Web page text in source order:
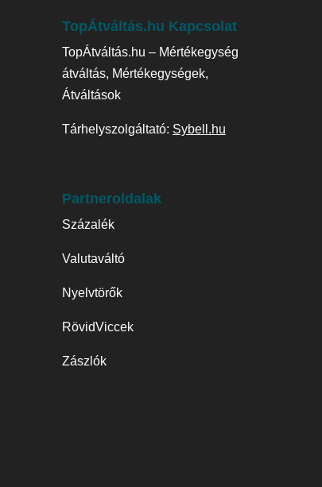
TopÁtváltás.hu Kapcsolat
TopÁtváltás.hu – Mértékegység
átváltás, Mértékegységek,
Átváltások
Tárhelyszolgáltató: Sybell.hu
Partneroldalak
Százalék
Valutaváltó
Nyelvtörők
RövidViccek
Zászlók